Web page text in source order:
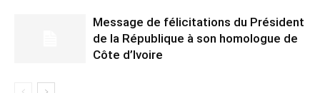
Message de félicitations du Président
de la République à son homologue de
Côte d’Ivoire